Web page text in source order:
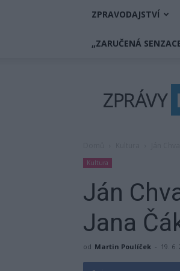
ZPRAVODAJSTVÍ
„ZARUČENÁ
Příbram
Kultura
Ján
Jana
od Martin Poulíček - 19. 6.